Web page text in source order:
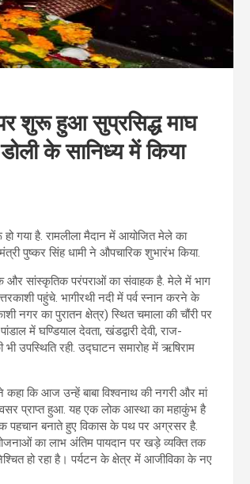
शुरू हुआ सुप्रसिद्ध माघ
के सानिध्य में किया
गया है. रामलीला मैदान में आयोजित मेले का
पुष्कर सिंह धामी ने औपचारिक शुभारंभ किया.
और सांस्कृतिक परंपराओं का संवाहक है. मेले में भाग
पहुंचे. भागीरथी नदी में पर्व स्नान करने के
नगर का पुरातन क्षेत्र) स्थित चमाला की चौंरी पर
में घण्डियाल देवता, खंडद्वारी देवी, राज-
उपस्थिति रही. उद्घाटन समारोह में ऋषिराम
कि आज उन्हें बाबा विश्वनाथ की नगरी और मां
प्राप्त हुआ. यह एक लोक आस्था का महाकुंभ है
पहचान बनाते हुए विकास के पथ पर अग्रसर है.
का लाभ अंतिम पायदान पर खड़े व्यक्ति तक
हो रहा है। पर्यटन के क्षेत्र में आजीविका के नए